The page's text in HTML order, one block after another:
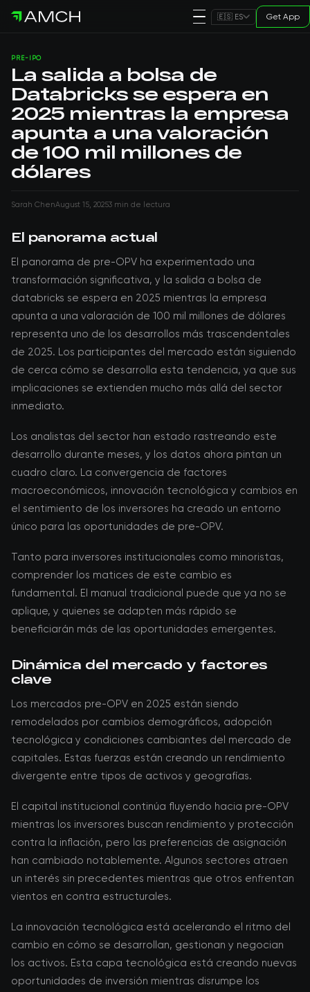
🇪🇸 ES Get App
PRE-IPO
La salida a bolsa de
Databricks se espera en
2025 mientras la empresa
apunta a una valoración
de 100 mil millones de
dólares
Sarah ChenAugust 15, 20253 min de lectura
El panorama actual
El panorama de pre-OPV ha experimentado una
transformación significativa, y la salida a bolsa de
databricks se espera en 2025 mientras la empresa
apunta a una valoración de 100 mil millones de dólares
representa uno de los desarrollos más trascendentales
de 2025. Los participantes del mercado están siguiendo
de cerca cómo se desarrolla esta tendencia, ya que sus
implicaciones se extienden mucho más allá del sector
inmediato.
Los analistas del sector han estado rastreando este
desarrollo durante meses, y los datos ahora pintan un
cuadro claro. La convergencia de factores
macroeconómicos, innovación tecnológica y cambios en
el sentimiento de los inversores ha creado un entorno
único para las oportunidades de pre-OPV.
Tanto para inversores institucionales como minoristas,
comprender los matices de este cambio es
fundamental. El manual tradicional puede que ya no se
aplique, y quienes se adapten más rápido se
beneficiarán más de las oportunidades emergentes.
Dinámica del mercado y factores
clave
Los mercados pre-OPV en 2025 están siendo
remodelados por cambios demográficos, adopción
tecnológica y condiciones cambiantes del mercado de
capitales. Estas fuerzas están creando un rendimiento
divergente entre tipos de activos y geografías.
El capital institucional continúa fluyendo hacia pre-OPV
mientras los inversores buscan rendimiento y protección
contra la inflación, pero las preferencias de asignación
han cambiado notablemente. Algunos sectores atraen
un interés sin precedentes mientras que otros enfrentan
vientos en contra estructurales.
La innovación tecnológica está acelerando el ritmo del
cambio en cómo se desarrollan, gestionan y negocian
los activos. Esta capa tecnológica está creando nuevas
oportunidades de inversión mientras disrumpe los